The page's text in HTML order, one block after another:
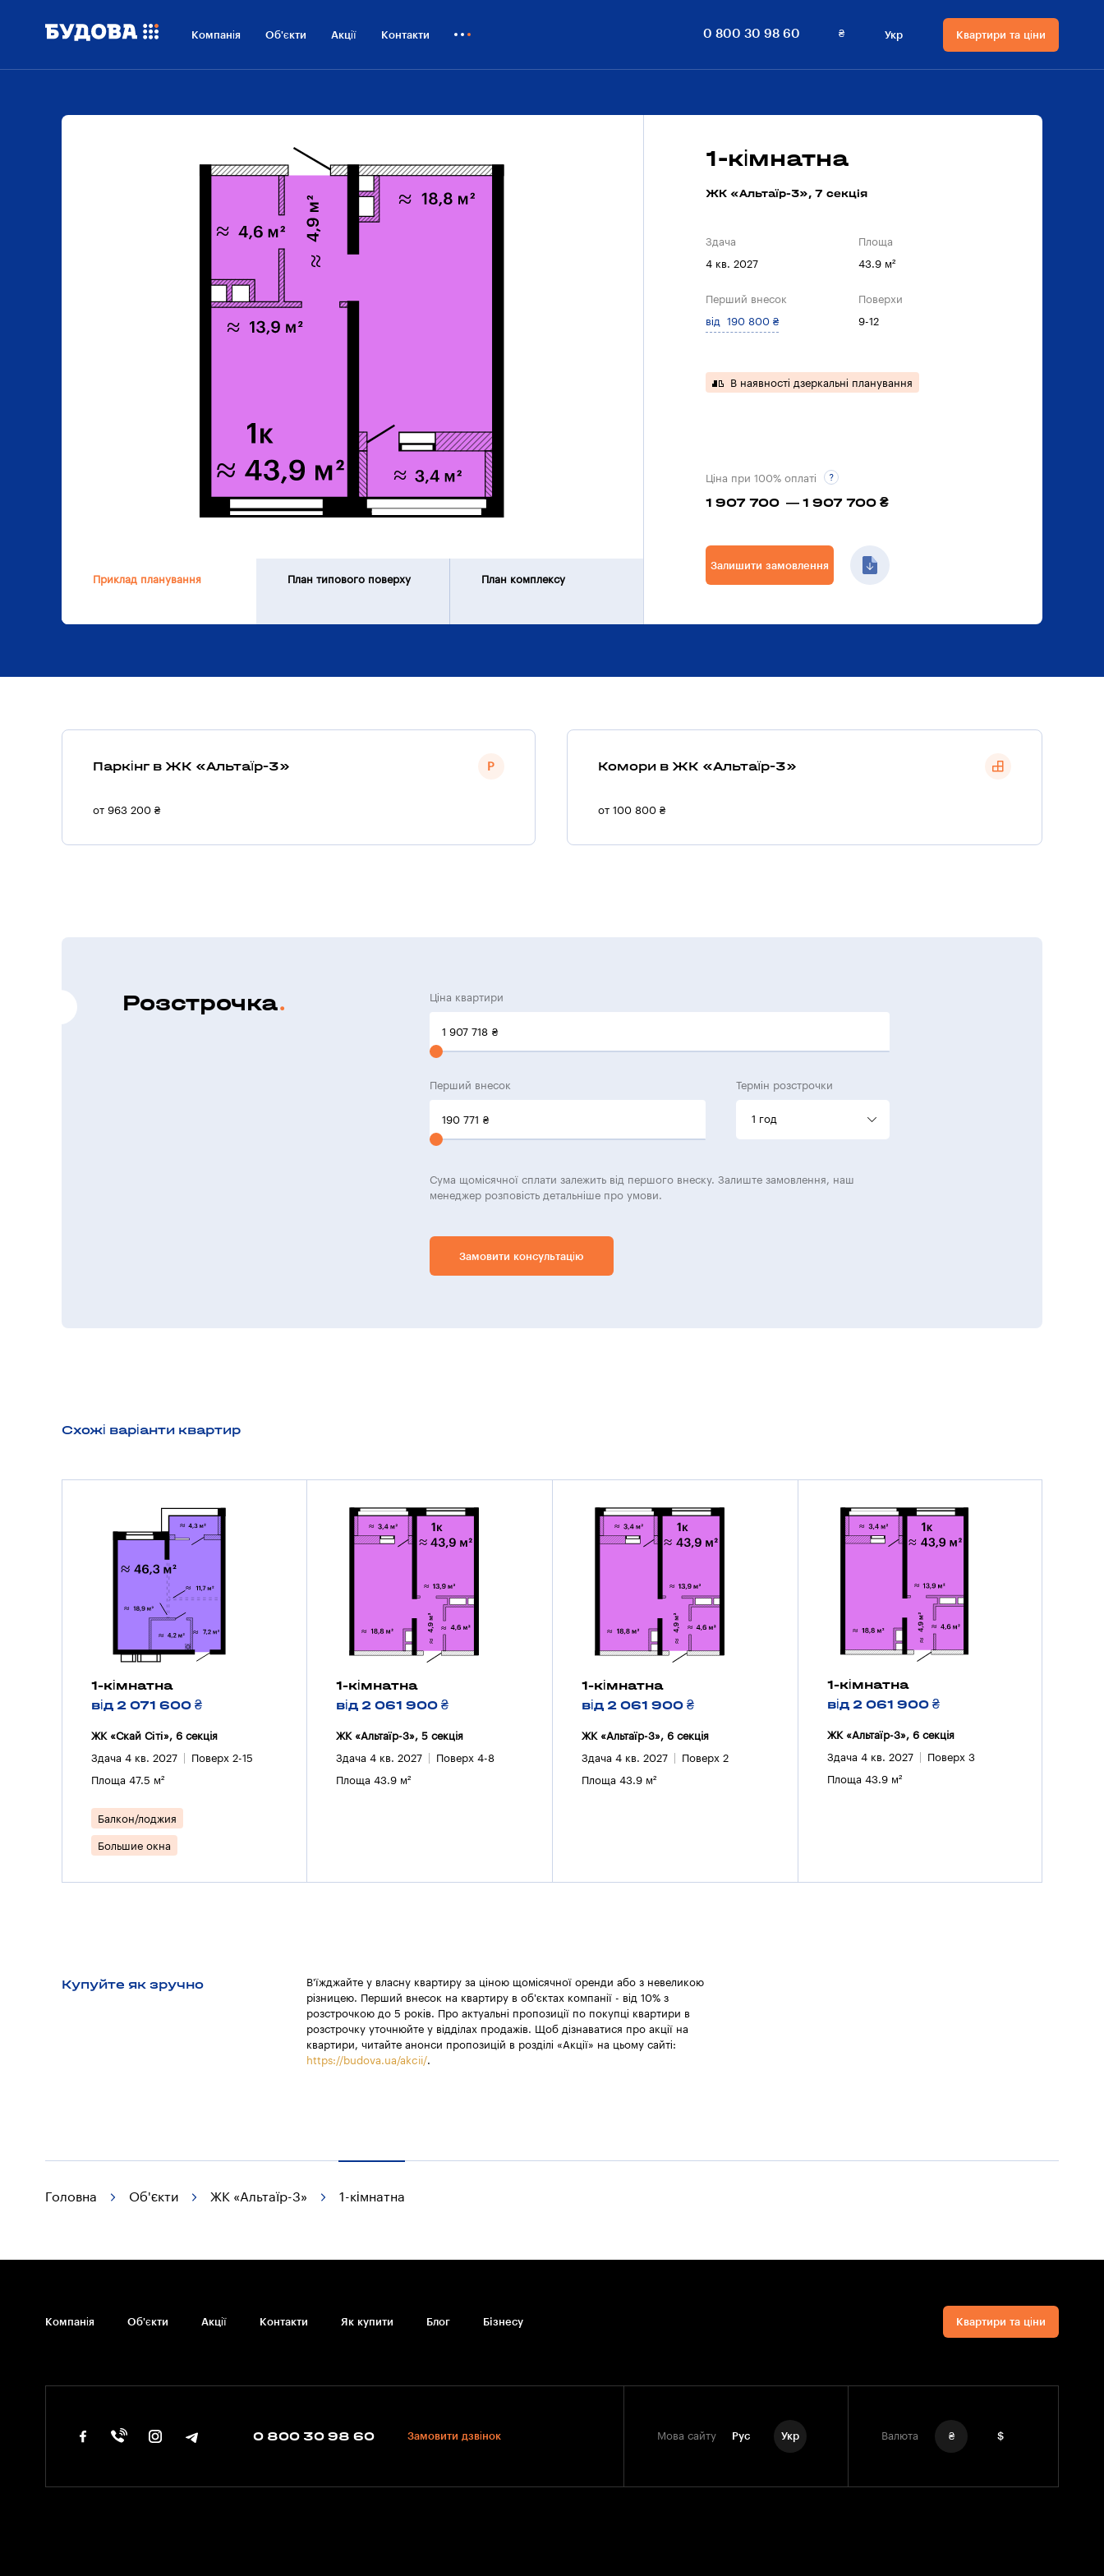
Компанія Об'єкти Акції Контакти 0 800 30 98 60 ₴
Валюта
₴ Гривнi
Укр
Мова сайту
Квартири та ціни
Приклад планування План типового поверху План комплексу
1-кімнатна
ЖК «Альтаїр-3», 7 секцiя
Здача
4 кв. 2027
Площа
43.9 м²
Перший внесок
від 190 800 ₴
Поверхи
9-12
В наявності дзеркальні планування
Ціна при 100% оплаті
1 907 700 — 1 907 700 ₴
Залишити замовлення
Паркінг в ЖК «Альтаїр-3»
от 963 200 ₴
Комори в ЖК «Альтаїр-3»
от 100 800 ₴
Розстрочка Ціна квартири
1 907 718 ₴
Перший внесок
190 771 ₴
Термін розстрочки
1 год
Сума щомісячної сплати залежить від першого внеску. Залиште замовлення, наш
менеджер розповість детальніше про умови.
Замовити консультацію
Схожі варіанти квартир
1-кімнатна
від 2 071 600 ₴
ЖК «Скай Сіті», 6 секцiя
Здача 4 кв. 2027 Поверх 2-15
Площа 47.5 м²
Балкон/лоджия
Большие окна
1-кімнатна
від 2 061 900 ₴
ЖК «Альтаїр-3», 5 секцiя
Здача 4 кв. 2027 Поверх 4-8
Площа 43.9 м²
1-кімнатна
від 2 061 900 ₴
ЖК «Альтаїр-3», 6 секцiя
Здача 4 кв. 2027 Поверх 2
Площа 43.9 м²
1-кімнатна
від 2 061 900 ₴
ЖК «Альтаїр-3», 6 секцiя
Здача 4 кв. 2027 Поверх 3
Площа 43.9 м²
Купуйте як зручно
В'їжджайте у власну квартиру за ціною щомісячної оренди або з невеликою
різницею. Перший внесок на квартиру в об'єктах компанії - від 10% з
розстрочкою до 5 років. Про актуальні пропозиції по покупці квартири в
розстрочку уточнюйте у відділах продажів. Щоб дізнаватися про акції на
квартири, читайте анонси пропозицій в розділі «Акції» на цьому сайті:
https://budova.ua/akcii/.
Головна Об'єкти ЖК «Альтаїр-3» 1-кімнатна
Компанія Об'єкти Акції Контакти Як купити Блог Бiзнесу Квартири та ціни
0 800 30 98 60 Замовити дзвінок Мова сайту Рус Укр Валюта ₴ $